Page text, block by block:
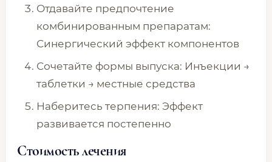
Отдавайте предпочтение
комбинированным препаратам:
Синергический эффект компонентов
Сочетайте формы выпуска: Инъекции →
таблетки → местные средства
Наберитесь терпения: Эффект
развивается постепенно
Стоимость лечения